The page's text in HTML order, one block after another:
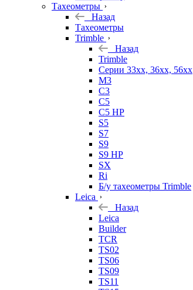
Тахеометры
Назад
Тахеометры
Trimble
Назад
Trimble
Серии 33xx, 36xx, 56xx
M3
C3
C5
C5 HP
S5
S7
S9
S9 HP
SX
Ri
Б/у тахеометры Trimble
Leica
Назад
Leica
Builder
TCR
TS02
TS06
TS09
TS11